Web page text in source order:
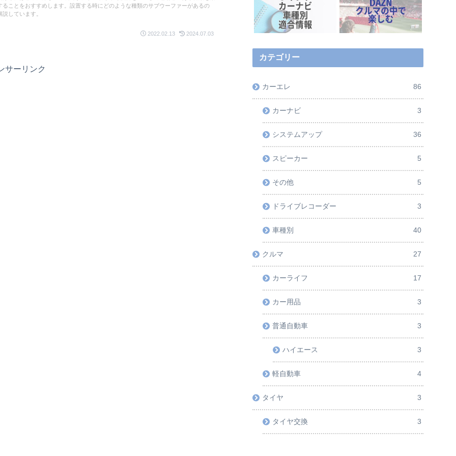
ことをおすすめします。設置する時にどのような種類のサブウーファーがあるの
しています。
2022.02.13 2024.07.03
サーリンク
おすすめカード
カーエレ 86
カーナビ 3
システムアップ 36
スピーカー 5
その他 5
ドライブレコーダー 3
車種別 40
クルマ 27
カーライフ 17